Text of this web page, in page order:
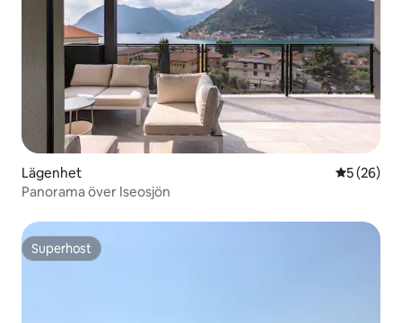
Lägenhet 5 av 5 i
5 (26)
Panorama över Iseosjön
Superhost
Superhost